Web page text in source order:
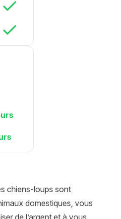
chiens-loups sont
domestiques, vous
de l’argent et à vous